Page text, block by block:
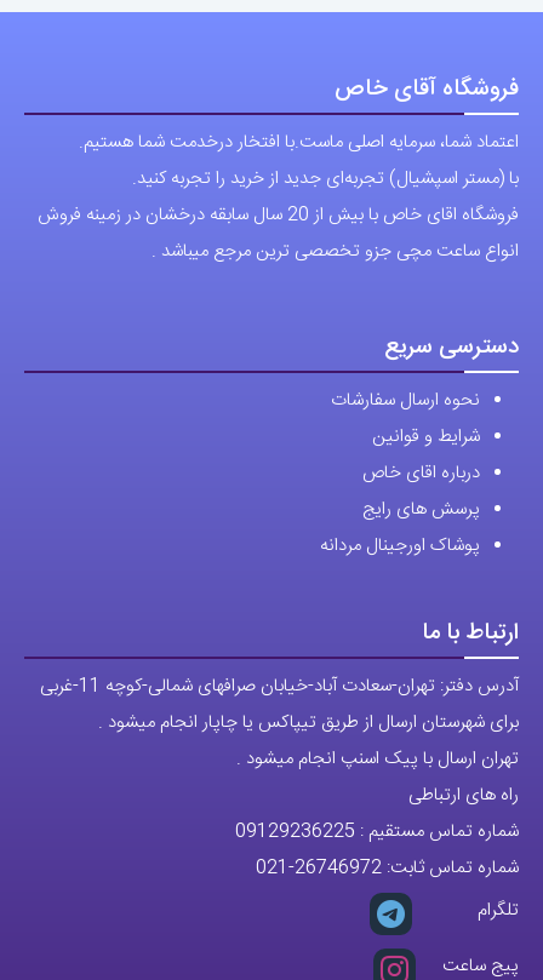
فروشگاه آقای خاص
اعتماد شما، سرمایه اصلی ماست.با افتخار درخدمت شما هستیم.
با (مستر اسپشیال) تجربه‌ای جدید از خرید را تجربه کنید.
فروشگاه اقای خاص با بیش از 20 سال سابقه درخشان در زمینه فروش
انواع ساعت مچی جزو تخصصی ترین مرجع میباشد .
دسترسی سریع
نحوه ارسال سفارشات
شرایط و قوانین
درباره اقای خاص
پرسش های رایج
پوشاک اورجینال مردانه
ارتباط با ما
آدرس دفتر: تهران-سعادت آباد-خیابان صرافهای شمالی-کوچه 11-غربی
برای شهرستان ارسال از طریق تیپاکس یا چاپار انجام میشود .
تهران ارسال با پیک اسنپ انجام میشود .
راه های ارتباطی
شماره تماس مستقیم : 09129236225
شماره تماس ثابت: 26746972
-021
تلگرام
پیج ساعت